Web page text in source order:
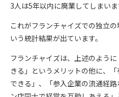
3人は5年以内に廃業してしまいま
これがフランチャイズでの独立
いう統計結果が出ています。
フランチャイズは、上述のよう
きる」というメリットの他に、
できる」、「参入企業の流通経